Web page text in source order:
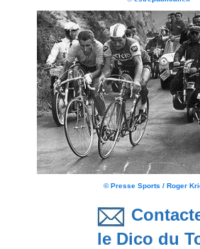
© Presse Sports / Roger
le Dico du